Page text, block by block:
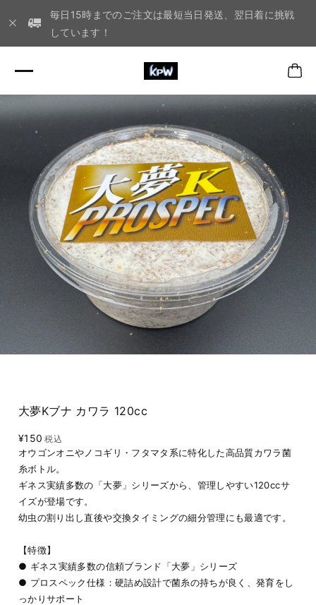
毎日15時までのご注文は最短当日発送、翌日着に挑戦
しています！
大夢Kブナ カワラ 120cc
¥150 税込
オウゴンオニやノコギリ・フタマタ系に特化した高品質カワラ菌
糸ボトル。
ギネス実績多数の「大夢」シリーズから、管理しやすい120ccサ
イズが登場です。
幼虫の割り出し直後や交換タイミングの細分管理にも最適です。
【特徴】
● ギネス実績多数の信頼ブランド「大夢」シリーズ
● プロスペック仕様：硬詰め設計で菌糸の持ちが良く、発育をし
っかりサポート